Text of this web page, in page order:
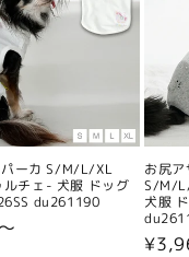
パーカ S/M/L/XL
チェ- 犬服 ドッグ
du261190
お尻
S/M/
犬服
通